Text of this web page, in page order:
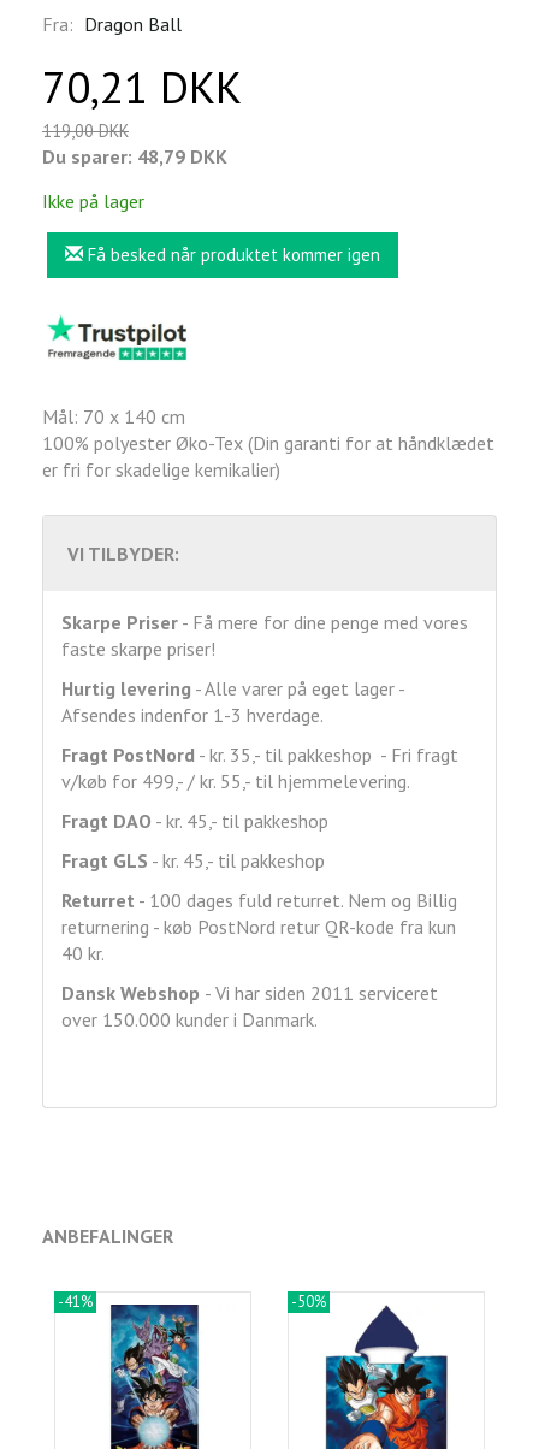
Fra: Dragon Ball
70,21 DKK
119,00 DKK
Du sparer: 48,79 DKK
Ikke på lager
Få besked når produktet kommer igen
Mål: 70 x 140 cm
100% polyester Øko-Tex (Din garanti for at håndklædet
er fri for skadelige kemikalier)
VI TILBYDER:
Skarpe Priser - Få mere for dine penge med vores
faste skarpe priser!
Hurtig levering - Alle varer på eget lager -
Afsendes indenfor 1-3 hverdage.
Fragt PostNord - kr. 35,- til pakkeshop - Fri fragt
v/køb for 499,- / kr. 55,- til hjemmelevering.
Fragt DAO - kr. 45,- til pakkeshop
Fragt GLS - kr. 45,- til pakkeshop
Returret - 100 dages fuld returret. Nem og Billig
returnering - køb PostNord retur QR-kode fra kun
40 kr.
Dansk Webshop - Vi har siden 2011 serviceret
over 150.000 kunder i Danmark.
ANBEFALINGER
-41% -50%